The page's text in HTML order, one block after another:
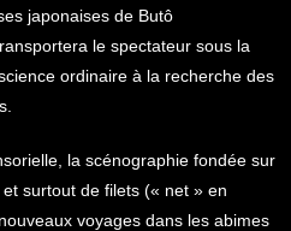
japonaises de Butô
le spectateur sous la
ordinaire à la recherche des
la scénographie fondée sur
surtout de filets (« net » en
voyages dans les abimes